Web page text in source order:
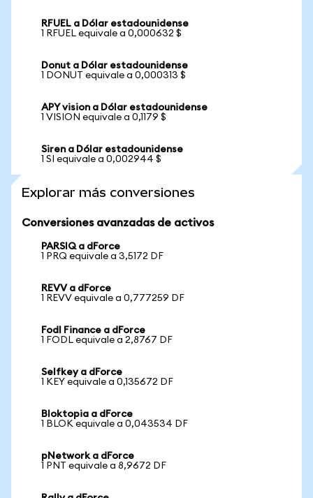
RFUEL a Dólar estadounidense
1 RFUEL equivale a 0,000632 $
Donut a Dólar estadounidense
1 DONUT equivale a 0,000313 $
APY vision a Dólar estadounidense
1 VISION equivale a 0,1179 $
Siren a Dólar estadounidense
1 SI equivale a 0,002944 $
Explorar más conversiones
Conversiones avanzadas de activos
PARSIQ a dForce
1 PRQ equivale a 3,5172 DF
REVV a dForce
1 REVV equivale a 0,777259 DF
Fodl Finance a dForce
1 FODL equivale a 2,8767 DF
Selfkey a dForce
1 KEY equivale a 0,135672 DF
Bloktopia a dForce
1 BLOK equivale a 0,043534 DF
pNetwork a dForce
1 PNT equivale a 8,9672 DF